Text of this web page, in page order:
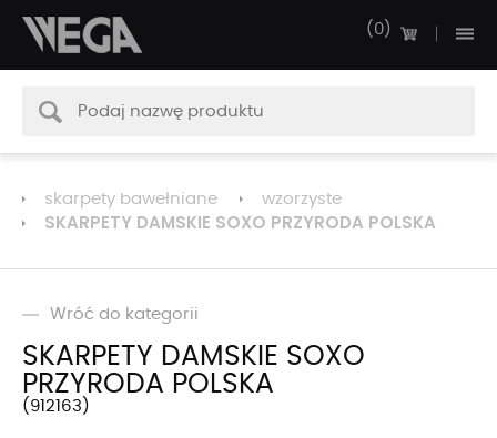
0
skarpety bawełniane wzorzyste
SKARPETY DAMSKIE SOXO PRZYRODA POLSKA
Wróć do kategorii
SKARPETY DAMSKIE SOXO
PRZYRODA POLSKA
912163